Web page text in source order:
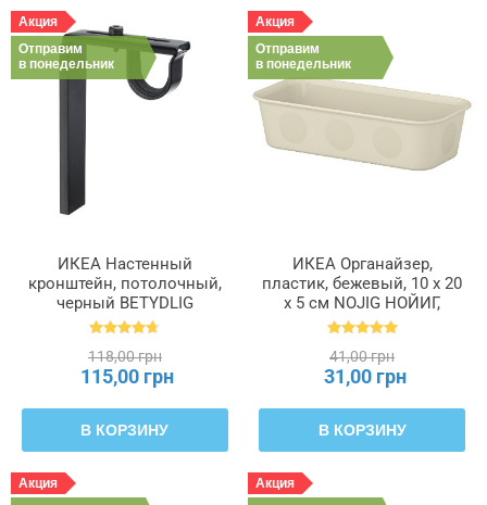
Акция
Отправим
в понедельник
ИКЕА Настенный
кронштейн, потолочный,
черный BETYDLIG
БЕТИДЛИГ, 602.172.28
118,00 грн
115,00 грн
В КОРЗИНУ
Акция
Отправим
в понедельник
ИКЕА Органайзер,
пластик, бежевый, 10 x 20
x 5 см NOJIG НОЙИГ,
704.574.87
41,00 грн
31,00 грн
В КОРЗИНУ
Акция
Акция